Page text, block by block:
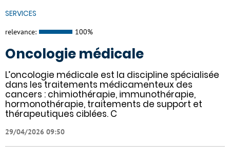
SERVICES
relevance: 100%
Oncologie médicale
L’oncologie médicale est la discipline spécialisée
dans les traitements médicamenteux des
cancers : chimiothérapie, immunothérapie,
hormonothérapie, traitements de support et
thérapeutiques ciblées. C
29/04/2026 09:50